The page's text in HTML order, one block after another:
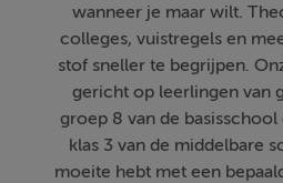
wanneer je maar wilt.
colleges, vuistregels en
stof sneller te begrijpen.
gericht op leerlingen van
groep 8 van de
klas 3 van de middelbare
moeite hebt met een